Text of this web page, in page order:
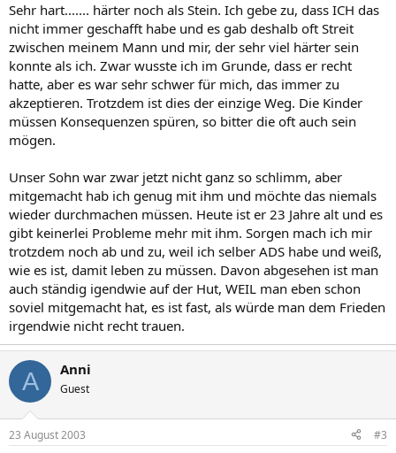
Sehr hart....... härter noch als Stein. Ich gebe zu, dass ICH das
nicht immer geschafft habe und es gab deshalb oft Streit
zwischen meinem Mann und mir, der sehr viel härter sein
konnte als ich. Zwar wusste ich im Grunde, dass er recht
hatte, aber es war sehr schwer für mich, das immer zu
akzeptieren. Trotzdem ist dies der einzige Weg. Die Kinder
müssen Konsequenzen spüren, so bitter die oft auch sein
mögen.
Unser Sohn war zwar jetzt nicht ganz so schlimm, aber
mitgemacht hab ich genug mit ihm und möchte das niemals
wieder durchmachen müssen. Heute ist er 23 Jahre alt und es
gibt keinerlei Probleme mehr mit ihm. Sorgen mach ich mir
trotzdem noch ab und zu, weil ich selber ADS habe und weiß,
wie es ist, damit leben zu müssen. Davon abgesehen ist man
auch ständig igendwie auf der Hut, WEIL man eben schon
soviel mitgemacht hat, es ist fast, als würde man dem Frieden
irgendwie nicht recht trauen.
A Anni
Guest
23 August 2003 #3